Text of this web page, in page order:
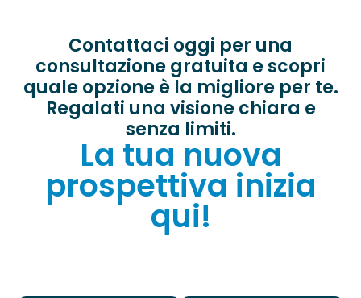
Contattaci oggi per una
consultazione gratuita e scopri
quale opzione è la migliore per te.
Regalati una visione chiara e
senza limiti.
La tua nuova
prospettiva inizia
qui!